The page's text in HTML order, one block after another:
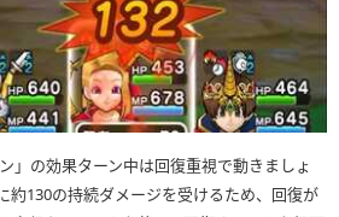
」の効果ターン中は回復重視で動きましょ
約130の持続ダメージを受けるため、回復が